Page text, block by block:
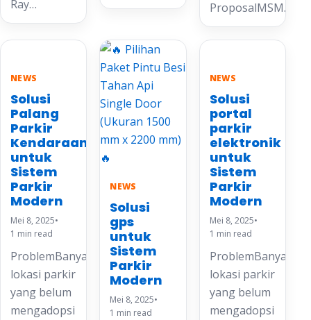
Ray…
ProposalMSM…
NEWS
Solusi
Palang
Parkir
Kendaraan
untuk
Sistem
Parkir
Modern
Mei 8, 2025•
1 min read
ProblemBanyak
lokasi parkir
yang belum
mengadopsi
NEWS
Solusi
gps
untuk
Sistem
Parkir
Modern
Mei 8, 2025•
1 min read
NEWS
Solusi
portal
parkir
elektronik
untuk
Sistem
Parkir
Modern
Mei 8, 2025•
1 min read
ProblemBanyak
lokasi parkir
yang belum
mengadopsi